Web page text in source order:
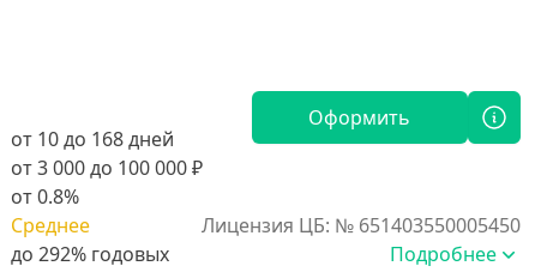
от 10 до 168 дней
от 3 000 до 100 000 ₽
от 0.8%
Среднее
Оформить
Лицензия ЦБ: № 651403550005450
Подробнее